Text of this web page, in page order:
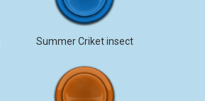
Summer Criket insect